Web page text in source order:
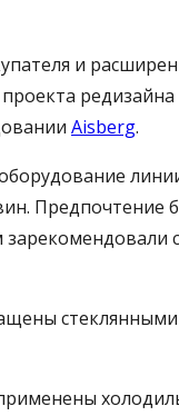
и
Aisberg.
Предпочтение